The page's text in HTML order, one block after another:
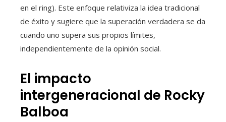
en el ring). Este enfoque relativiza la idea tradicional
de éxito y sugiere que la superación verdadera se da
cuando uno supera sus propios límites,
independientemente de la opinión social.
El impacto
intergeneracional de Rocky
Balboa